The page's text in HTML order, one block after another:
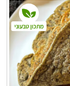
מתכון טבעוני